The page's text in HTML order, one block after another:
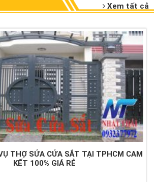
Xem tất cả
THỢ SỬA CỬA SẮT TẠI TPHCM CAM
KẾT 100% GIÁ RẺ